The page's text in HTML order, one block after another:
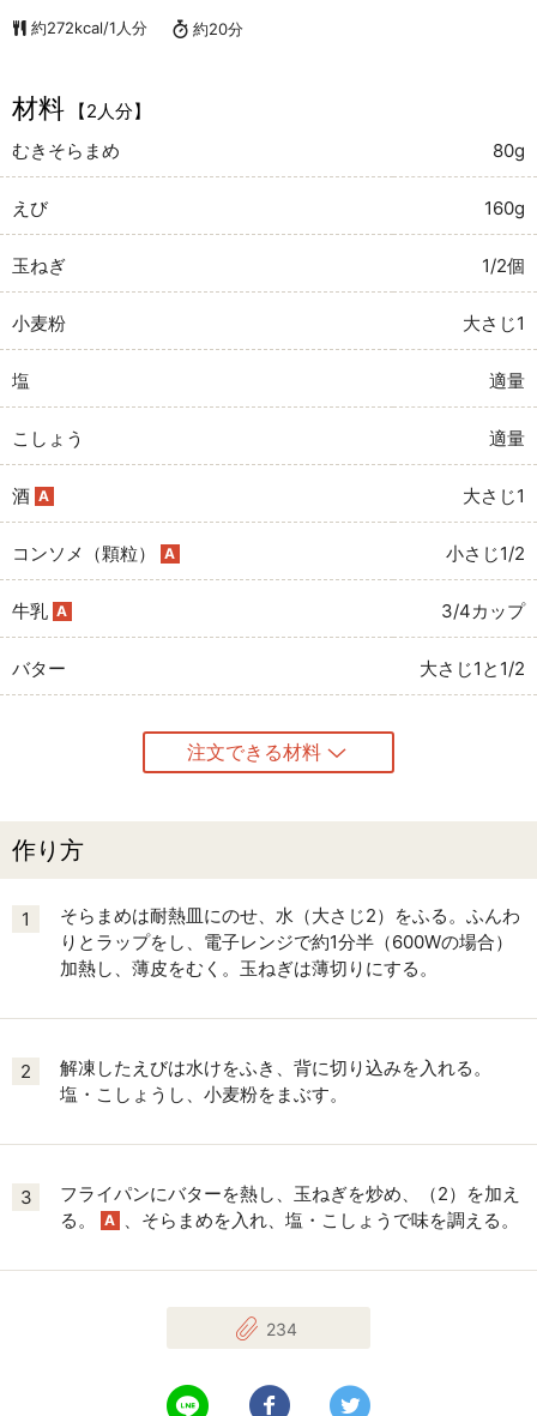
約272kcal/1人分 約20分
材料
【2人分】
むきそらまめ
80g
えび 160g
玉ねぎ 1/2個
小麦粉 大さじ1
塩 適量
こしょう 適量
酒 A 大さじ1
コンソメ（顆粒） A 小さじ1/2
牛乳 A 3/4カップ
バター 大さじ1と1/2
注文できる材料
作り方
1
そらまめは耐熱皿にのせ、水（大さじ2）をふる。ふんわ
りとラップをし、電子レンジで約1分半（600Wの場合）
加熱し、薄皮をむく。玉ねぎは薄切りにする。
2
解凍したえびは水けをふき、背に切り込みを入れる。
塩・こしょうし、小麦粉をまぶす。
3
フライパンにバターを熱し、玉ねぎを炒め、（2）を加え
る。
A 、そらまめを入れ、塩・こしょうで味を調える。
234
LINEで送る Facebookでシェアする